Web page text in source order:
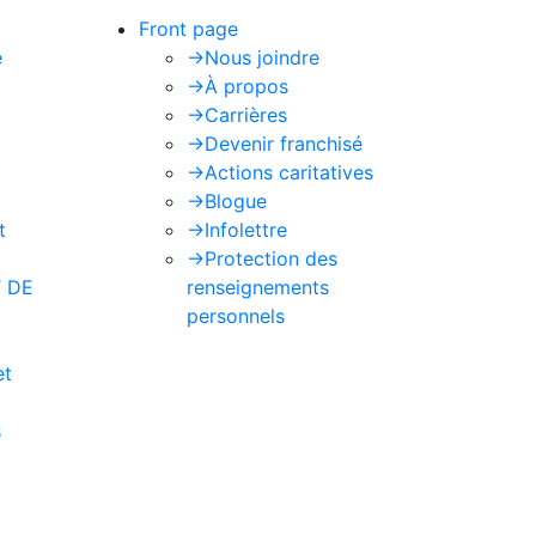
DE
Front page
->Nous joindre
->À propos
->Carrières
->Devenir franchisé
->Actions caritatives
->Blogue
->Infolettre
->Protection des
renseignements
personnels